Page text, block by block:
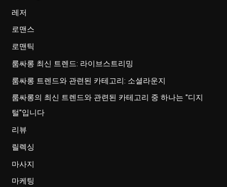
레저
로맨스
로맨틱
룸싸롱 최신 트렌드: 라이브스트리밍
룸싸롱 트렌드와 관련된 카테고리: 소셜라운지
룸싸롱의 최신 트렌드와 관련된 카테고리 중 하나는 "디지
털"입니다
리뷰
릴렉싱
마사지
마케팅